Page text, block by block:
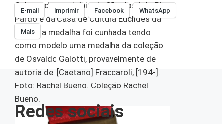
Cultura do município de São José do Rio
Pardo e da Casa de Cultura Euclides da
Cunha, a medalha foi cunhada tendo
como modelo uma medalha da coleção
de Osvaldo Galotti, provavelmente de
autoria de [Caetano] Fraccaroli, [194-].
Foto: Rachel Bueno. Coleção Rachel
Bueno.
E-mail Imprimir Facebook WhatsApp
Mais
Redes sociais